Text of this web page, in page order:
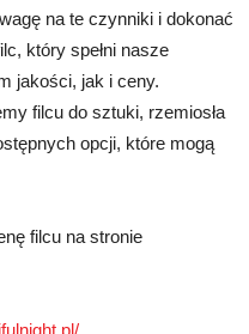
na te czynniki i dokonać
który spełni nasze
jakości, jak i ceny.
filcu do sztuki, rzemiosła
opcji, które mogą
filcu na stronie